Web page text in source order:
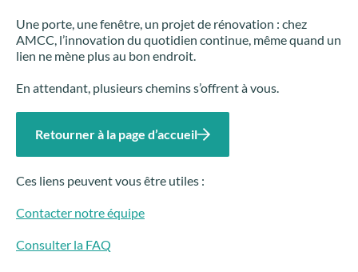
Une porte, une fenêtre, un projet de rénovation : chez
AMCC, l’innovation du quotidien continue, même quand un
lien ne mène plus au bon endroit.
En attendant, plusieurs chemins s’offrent à vous.
Retourner à la page d’accueil
Ces liens peuvent vous être utiles :
Contacter notre équipe
Consulter la FAQ